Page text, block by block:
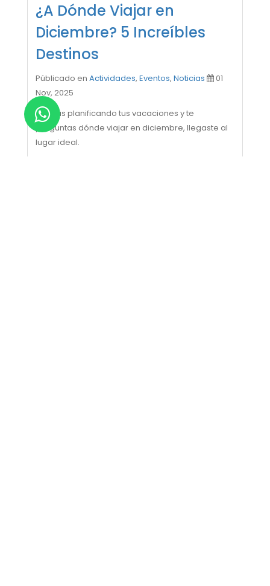
¿A Dónde Viajar en
Diciembre? 5 Increíbles
Destinos
Públicado en Actividades, Eventos, Noticias
01
Nov, 2025
Si estás planificando tus vacaciones y te
preguntas dónde viajar en diciembre, llegaste al
lugar ideal.